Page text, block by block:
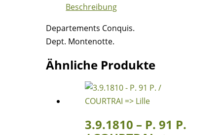
Menge
Beschreibung
Departements Conquis.
Dept. Montenotte.
Ähnliche Produkte
3.9.1810 – P. 91 P.